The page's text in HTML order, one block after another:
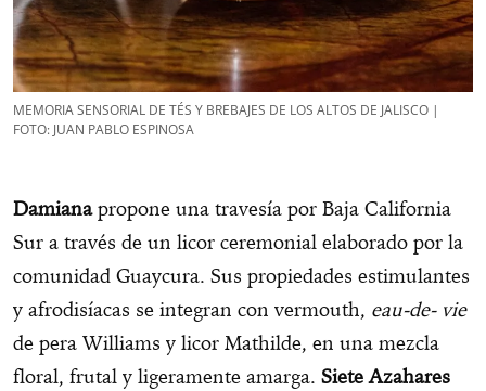
MEMORIA SENSORIAL DE TÉS Y BREBAJES DE LOS ALTOS DE JALISCO |
FOTO: JUAN PABLO ESPINOSA
Damianapropone una travesía por Baja California
Sur a través de un licor ceremonial elaborado por la
comunidad Guaycura. Sus propiedades estimulantes
y afrodisíacas se integran con vermouth, eau-de- vie
de pera Williams y licor Mathilde, en una mezcla
floral, frutal y ligeramente amarga. Siete Azahares